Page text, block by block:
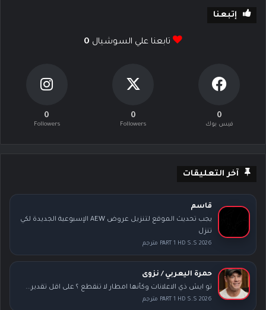
إتبعنا
تابعنا علي السوشيال 0
0
فيس بوك
0
Followers
0
Followers
آخر التعليقات
قاسم
يجب تحديث الموقع لتنزيل عروض AEW الإسبوعية الجديدة لكي
تنزل
PART 1 HD S.S 2026 مترجم
حمرة اليعربي / نزوى
تو ايش ذي الاعلانات وكأنها امطار لا تنقطع ؟ على اقل تقدير...
PART 1 HD S.S 2026 مترجم